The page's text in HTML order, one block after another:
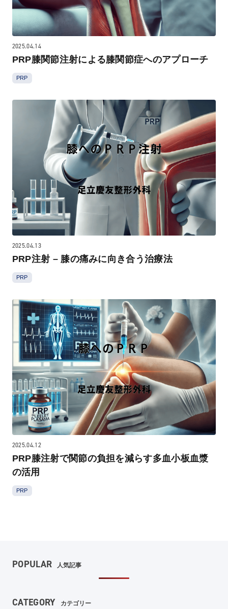
2025.04.14
PRP膝関節注射による膝関節症へのアプローチ
PRP
2025.04.13
PRP注射 – 膝の痛みに向き合う治療法
PRP
2025.04.12
PRP膝注射で関節の負担を減らす多血小板血漿
の活用
PRP
POPULAR 人気記事
CATEGORY カテゴリー